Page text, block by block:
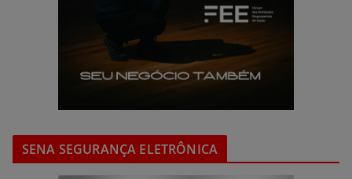
SENA SEGURANÇA ELETRÔNICA